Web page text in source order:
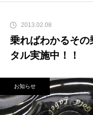
2013.02.08
乗ればわかるその
タル実施中！！
お知らせ